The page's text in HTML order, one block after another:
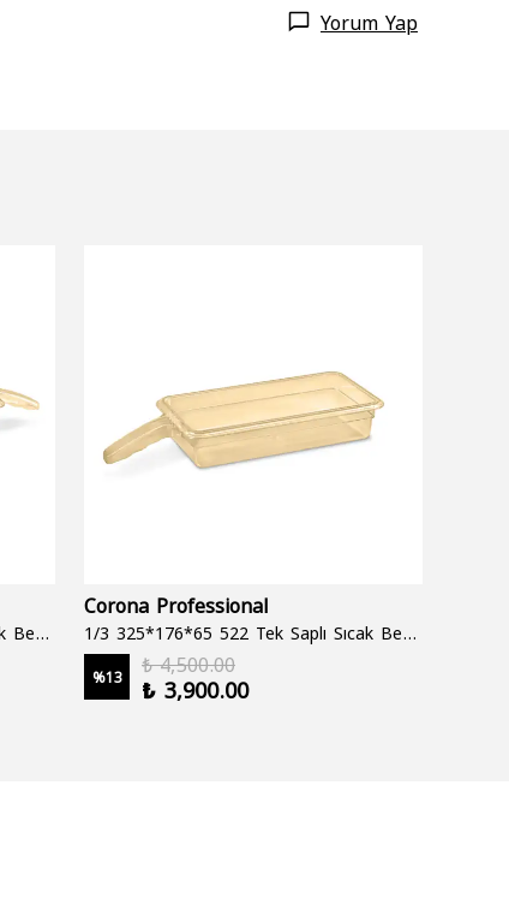
Yorum Yap
1/3 325*176*65 522 Çift Saplı Sıcak Bekletme Tepsisi
Corona Professional
1/3 325*176*65 522 Tek Saplı Sıcak Bekletme Tepsisi
%13
₺ 4,500.00
₺ 3,900.00